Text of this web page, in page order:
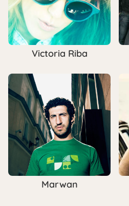
Victoria Riba
Marwan